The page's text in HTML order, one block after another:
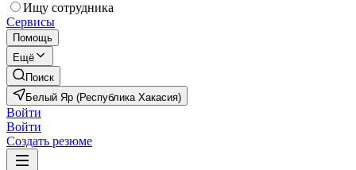
Ищу сотрудника
Сервисы
Помощь
Ещё
Поиск
Белый Яр (Республика Хакасия)
Войти
Войти
Создать резюме